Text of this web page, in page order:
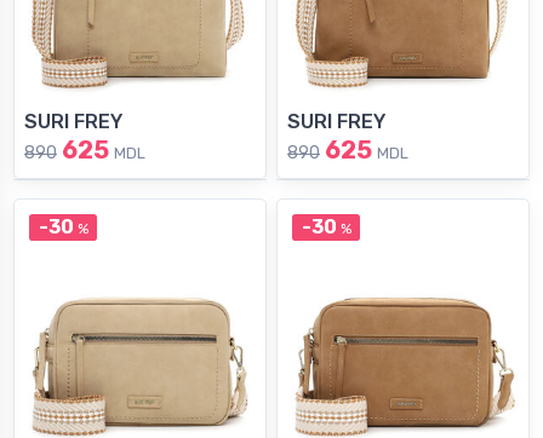
SURI FREY
890 625 MDL
SURI FREY
890 625 MDL
-30 % -30 %